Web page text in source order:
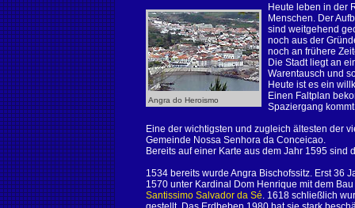
Angra do Heroismo
Heute leben in der
Menschen. Der
sind weitgehend
noch aus der
noch an frühere
Die Stadt liegt an
Warentausch und
Heute ist es ein
Einen Faltplan
Spaziergang
Eine der wichtigsten und zugleich ältesten der
Gemeinde Nossa Senhora da Conceicao.
Bereits auf einer Karte aus dem Jahr 1595 sind
1534 bereits wurde Angra Bischofssitz. Erst 36
1570 unter Kardinal Dom Henrique mit dem
Santissimo Salvador da Sé. 1618 schließlich